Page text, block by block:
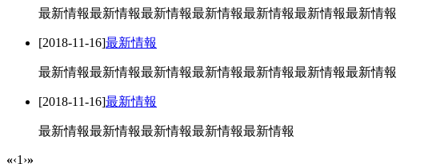
最新情報最新情報最新情報最新情報最新情報最新情報最新情報
[2018-11-16]最新情報
最新情報最新情報最新情報最新情報最新情報最新情報最新情報
[2018-11-16]最新情報
最新情報最新情報最新情報最新情報最新情報
«‹1 ›»